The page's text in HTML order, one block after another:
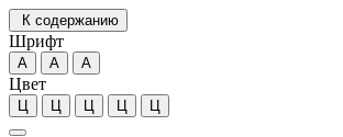
К содержанию
Шрифт
А А А
Цвет
Ц Ц Ц Ц Ц